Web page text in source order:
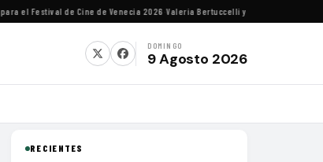
Festival de Cine de Venecia 2026·Valeria Bertuccelli y Martín Rejtman
DOMINGO
9 Agosto 2026
RECIENTES